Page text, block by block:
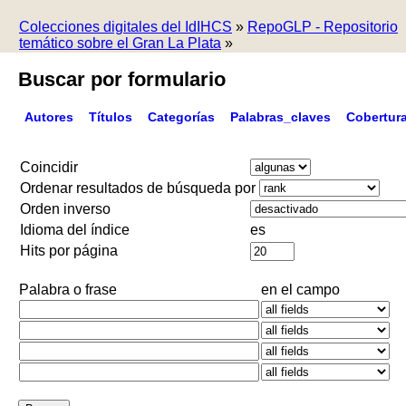
Colecciones digitales del IdIHCS » RepoGLP - Repositorio
temático sobre el Gran La Plata »
Buscar por formulario
Autores Títulos Categorías Palabras_claves
Coincidir
Ordenar resultados de búsqueda por
Orden inverso
Idioma del índice
es
Hits por página
Palabra o frase en el campo